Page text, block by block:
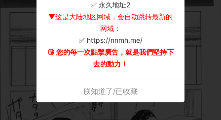
✅ 永久地址2
▼这是大陆地区网域，会自动跳转最新的
网域：
✅ https://nnmh.me/
😘 您的每一次點擊廣告，就是我們堅持下
去的動力！
朕知道了/已收藏